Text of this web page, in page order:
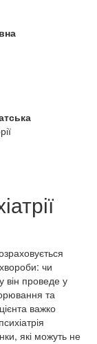
чи
він проведе у
та
важко
які можуть не